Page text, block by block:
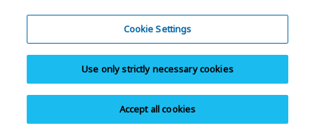
Definicja pojemności: Według definicji KIOXIA
jeden megabajt (MB) to 1 000 000 bajtów, jeden
gigabajt (GB) to 1 000 000 000 bajtów, a jeden terabajt
(TB) to 1 000 000 000 000 bajtów. Pojemność pamięci
w systemie operacyjnym komputera jest jednak
określana przy użyciu potęg liczby 2, czyli 1 GB = 2
1 073 741 824, więc pokazana pojemność może być
Cookie Settings
Use only strictly necessary cookies
Accept all cookies